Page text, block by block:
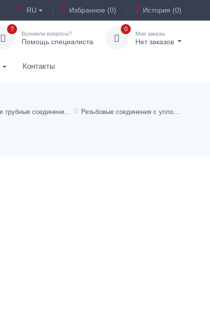
RU Избранное (0) История (0)
?
Возникли вопросы?
Помощь специалиста
0
Мои заказы
Нет заказов
Контакты
Резьбовые трубные соединения L-образной формы Резьбовые соединения с уплотнительным конусом